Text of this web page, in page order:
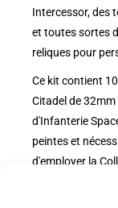
Intercessor, des
et toutes sortes
reliques pour
Ce kit contient
Citadel de
d'Infanterie
peintes et
d'employer la